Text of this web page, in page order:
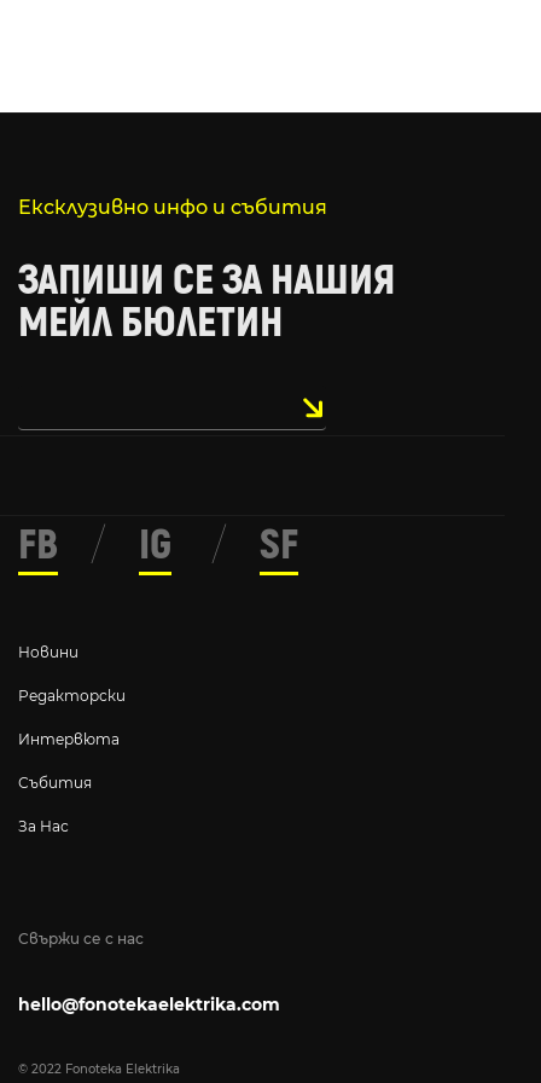
Ексклузивно инфо и събития
ЗАПИШИ СЕ ЗА НАШИЯ
МЕЙЛ БЮЛЕТИН
Свържи се с нас
hello@fonotekaelektrika.com
© 2022 Fonoteka Elektrika
Новини
Редакторски
Интервюта
Събития
За Нас
FB / IG / SF